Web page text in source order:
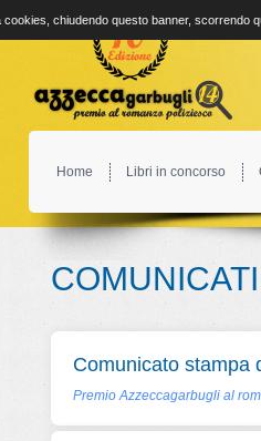
Home Libri in concorso
Comunicato stampa
Premio Azzeccagarbugli al
chiudendo questo banner, scorrendo